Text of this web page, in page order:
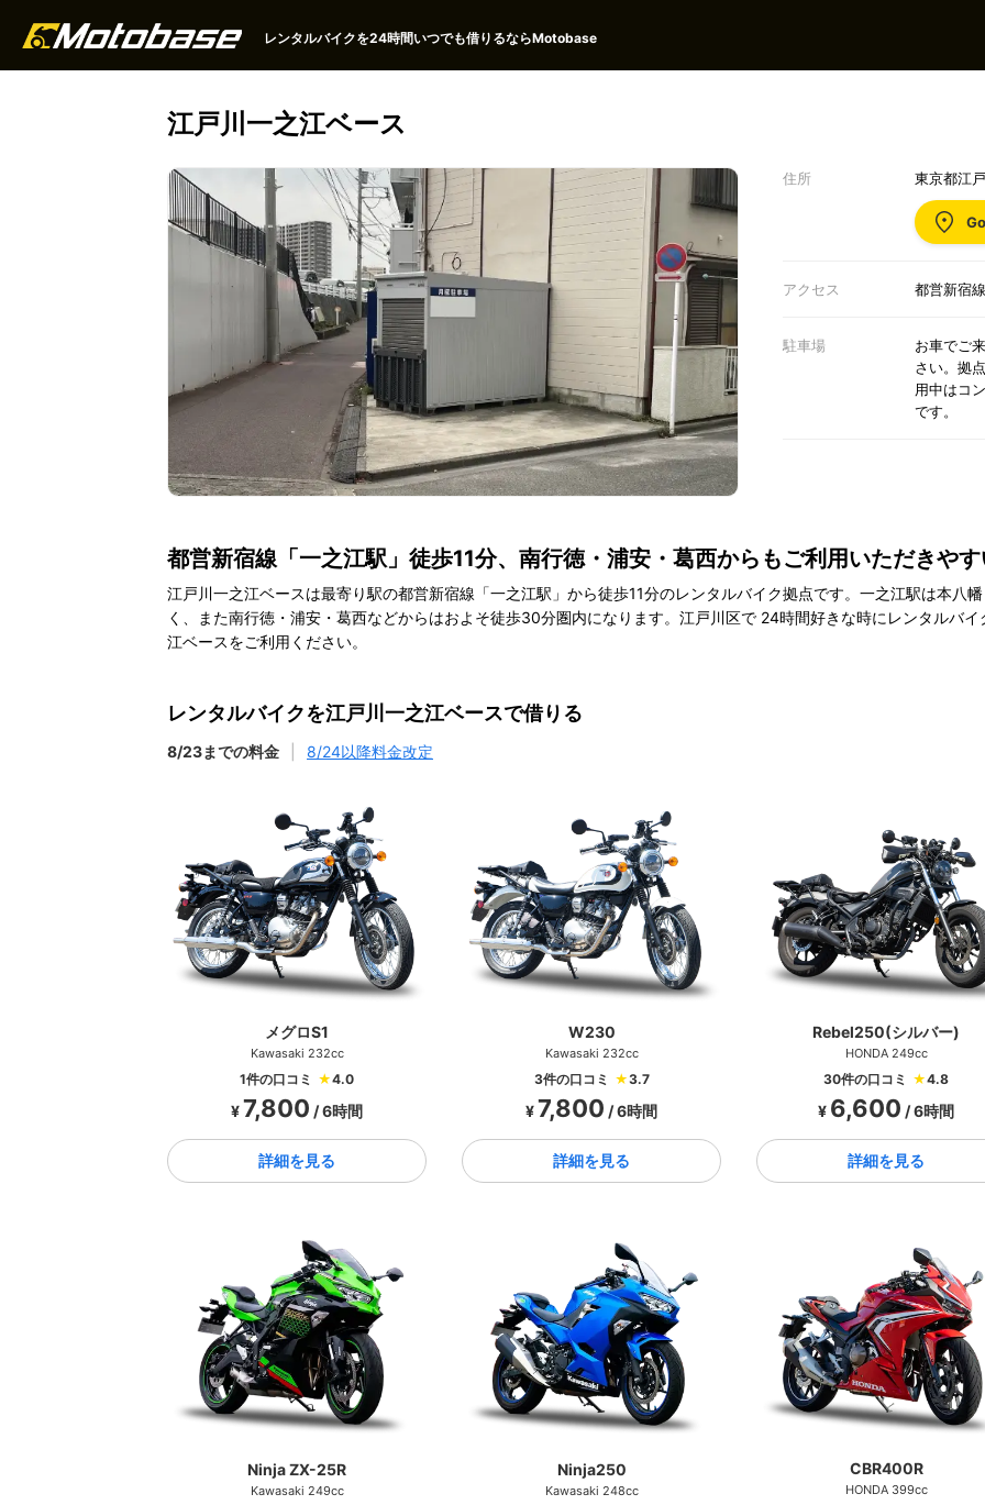
レンタルバイクを24時間いつでも借りるならMotobase
江戸川一之江ベース
住所 東京都江
アクセス 都営新宿
駐車場
お車でご
さい。拠
用中はコ
です。
都営新宿線「一之江駅」徒歩11分、南行徳・浦安・葛西からもご利用いただきや
江戸川一之江ベースは最寄り駅の都営新宿線「一之江駅」から徒歩11分のレンタルバイク拠点です。一之江駅は本八
く、また南行徳・浦安・葛西などからはおよそ徒歩30分圏内になります。江戸川区で 24時間好きな時にレンタルバ
江ベースをご利用ください。
レンタルバイクを江戸川一之江ベースで借りる
8/23までの料金 8/24以降料金改定
メグロS1
Kawasaki 232cc
1件の口コミ ★4.0
¥7,800 / 6時間
詳細を見る
W230
Kawasaki 232cc
3件の口コミ ★3.7
¥7,800 / 6時間
詳細を見る
Rebel250(シルバー)
HONDA 249cc
30件の口コミ ★4.8
¥ 6,600 / 6時間
詳細を見る
Ninja ZX-25R
Kawasaki 249cc
Ninja250
Kawasaki 248cc
CBR400R
HONDA 399cc